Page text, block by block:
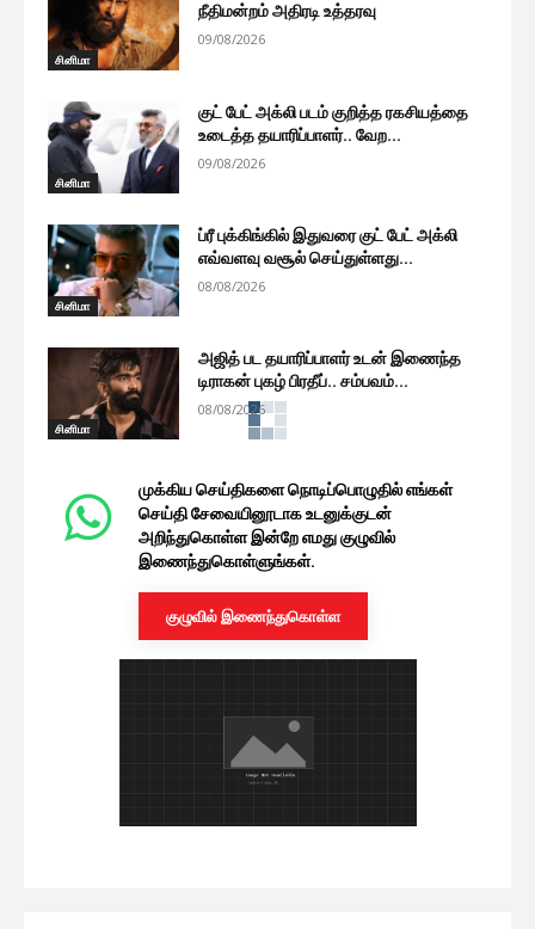
சினிமா
நீதிமன்றம் அதிரடி உத்தரவு
09/08/2026
சினிமா
குட் பேட் அக்லி படம் குறித்த ரகசியத்தை
உடைத்த தயாரிப்பாளர்.. வேற...
09/08/2026
சினிமா
ப்ரீ புக்கிங்கில் இதுவரை குட் பேட் அக்லி
எவ்வளவு வசூல் செய்துள்ளது...
08/08/2026
சினிமா
அஜித் பட தயாரிப்பாளர் உடன் இணைந்த
டிராகன் புகழ் பிரதீப்.. சம்பவம்...
08/08/2026
நடிக்க தெரியாத ஒரு அழகான நடிகை-
ரசிகரின் கமெண்ட்டிற்கு ராஷ்மிகா
மந்தனா...
08/08/2026
கியூட்டாக நடந்த ஆல்யா மானசா-சஞ்சீவ்
மகனின் பிறந்தநாள் கொண்டாட்டம்..
ஐஸ்வர்யா ராய் காரில் மோதிய பேருந்து..
இணையத்தில் வைரலாகும் வீடியோ
08/08/2026